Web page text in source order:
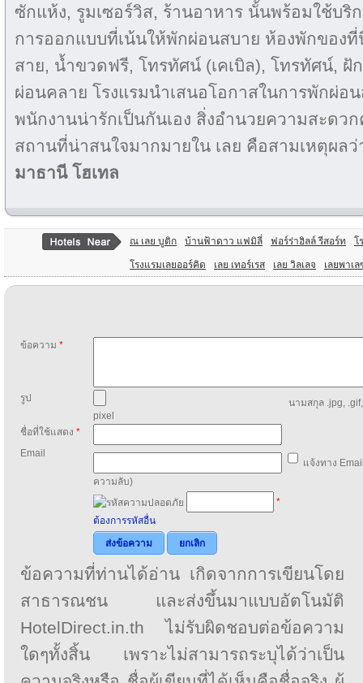
ซักแห้ง, รูมเซอร์วิส, ร้านอาหาร นั้นพร้อมใช้บริ
การออกแบบที่เน้นให้พักผ่อนสบาย ห้องพักของที่
สาย, น้ำขวดฟรี, โทรทัศน์ (เคเบิล), โทรทัศน์, ฝั
ผ่อนคลาย โรงแรมนำเสนอโอกาสในการพักผ่
พนักงานน่ารักเป็นกันเอง สิ่งอำนวยความสะดว
สถานที่น่าสนใจมากมายใน เลย คือสามเหตุผ
มาธานี โฮเทล
ณ เลย บูติก บ้านฟ้าดาว แฟมิลี่ ฟอร์ร่าฮิลล์ รีสอร์ท โ
โรงแรมเลยออร์คิด เลย เทอร์เรส เลย วิลเลจ เลยพาเล
ข้อความ *
รูป
นามสกุล .jpg,
pixel
ชื่อที่ใช้แสดง *
Email
แจ้งทาง
ความลับ)
*
ต้องการรหัสอื่น
ส่งข้อความ
ยกเลิก
ข้อความที่ท่านได้อ่าน เกิดจากการเขียนโดย
สาธารณชน และส่งขึ้นมาแบบอัตโนมัติ
HotelDirect.in.th ไม่รับผิดชอบต่อข้อความ
ใดๆทั้งสิ้น เพราะไม่สามารถระบุได้ว่าเป็น